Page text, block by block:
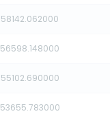
58142.062000
56598.148000
55102.690000
53655.783000